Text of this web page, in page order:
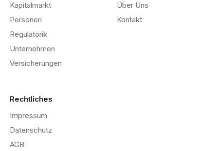
Kapitalmarkt
Personen
Regulatorik
Unternehmen
Versicherungen
Über Uns
Kontakt
Rechtliches
Impressum
Datenschutz
AGB